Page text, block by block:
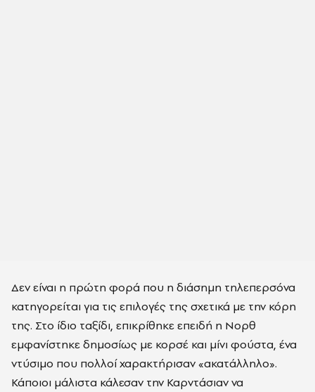
Δεν είναι η πρώτη φορά που η διάσημη τηλεπερσόνα
κατηγορείται για τις επιλογές της σχετικά με την κόρη
της. Στο ίδιο ταξίδι, επικρίθηκε επειδή η Νορθ
εμφανίστηκε δημοσίως με κορσέ και μίνι φούστα, ένα
ντύσιμο που πολλοί χαρακτήρισαν «ακατάλληλο».
Κάποιοι μάλιστα κάλεσαν την Καρντάσιαν να